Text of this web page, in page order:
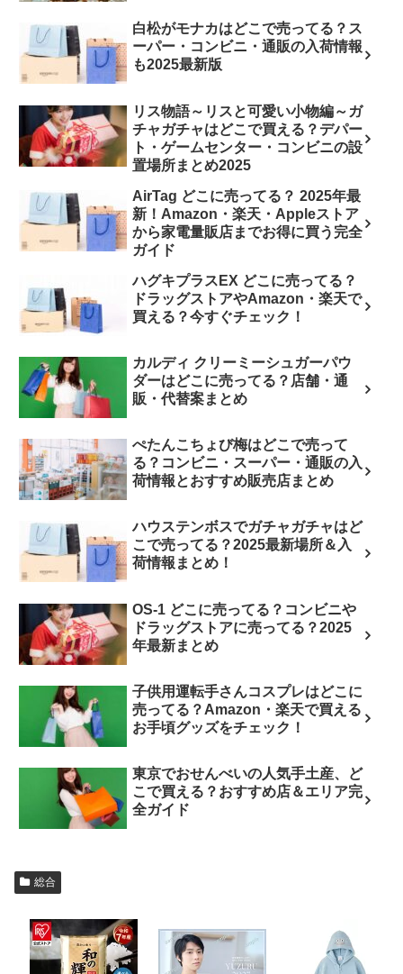
白松がモナカはどこで売ってる？ス
ーパー・コンビニ・通販の入荷情報
も2025最新版
リス物語～リスと可愛い小物編～ガ
チャガチャはどこで買える？デパー
ト・ゲームセンター・コンビニの設
置場所まとめ2025
AirTag どこに売ってる？ 2025年最
新！Amazon・楽天・Appleストア
から家電量販店までお得に買う完全
ガイド
ハグキプラスEX どこに売ってる？
ドラッグストアやAmazon・楽天で
買える？今すぐチェック！
カルディ クリーミーシュガーパウ
ダーはどこに売ってる？店舗・通
販・代替案まとめ
ぺたんこちょび梅はどこで売って
る？コンビニ・スーパー・通販の入
荷情報とおすすめ販売店まとめ
ハウステンボスでガチャガチャはど
こで売ってる？2025最新場所＆入
荷情報まとめ！
OS-1 どこに売ってる？コンビニや
ドラッグストアに売ってる？2025
年最新まとめ
子供用運転手さんコスプレはどこに
売ってる？Amazon・楽天で買える
お手頃グッズをチェック！
東京でおせんべいの人気手土産、ど
こで買える？おすすめ店＆エリア完
全ガイド
総合